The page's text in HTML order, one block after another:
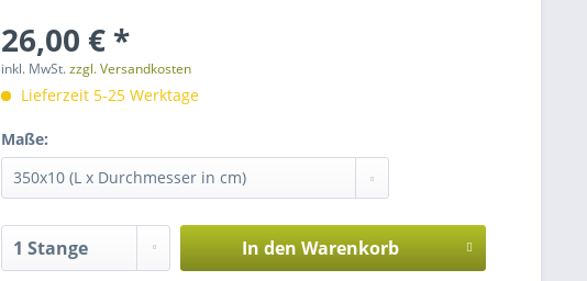
26,00 € *
inkl. MwSt.zzgl. Versandkosten
Lieferzeit 5-25 Werktage
Maße:
In den Warenkorb